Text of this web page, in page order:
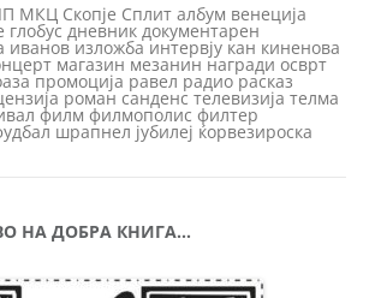
МКЦ Скопје Сплит албум венеција
глобус дневник документарен
иванов изложба интервју кан киненова
магазин мезанин награди осврт
промоција равел радио расказ
роман санденс телевизија телма
филм филмополис филтер
шрапнел јубилеј ќорвезироска
НА ДОБРА КНИГА…